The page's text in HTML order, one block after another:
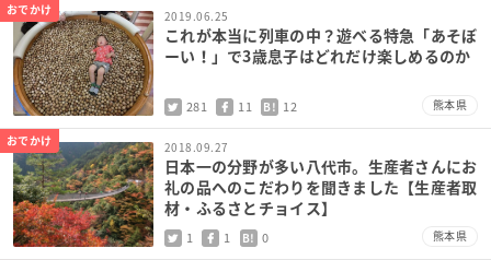
おでかけ 2019.06.25
これが本当に列車の中？遊べる特急「あそぼ
ーい！」で3歳息子はどれだけ楽しめるのか
281 11 B! 12 熊本県
おでかけ 2018.09.27
日本一の分野が多い八代市。生産者さんにお
礼の品へのこだわりを聞きました【生産者取
材・ふるさとチョイス】
1 1 B! 0 熊本県